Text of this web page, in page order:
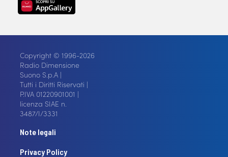
Copyright © 1996-2026
Radio Dimensione
Suono S.p.A |
Tutti i Diritti Riservati |
P.IVA 01220901001 |
licenza SIAE n.
3487/I/3331
Note legali
Privacy Policy